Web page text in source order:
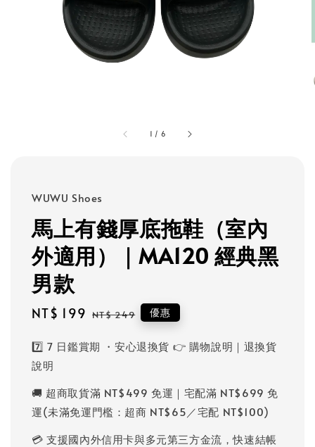
1 / 6
WUWU Shoes
馬上有錢厚底拖鞋（室內
外適用）｜MA120 經典黑
男款
Sale
NT$ 199 Regular
NT$ 249 優惠
7️⃣ 7 日鑑賞期 ・安心退換貨 👉 購物說明｜退換貨
說明
🚚 超商取貨滿 NT$499 免運｜宅配滿 NT$699 免
運(未滿免運門檻：超商 NT$65／宅配 NT$100)
💳 支援國內外信用卡與多元第三方金流，快速結帳